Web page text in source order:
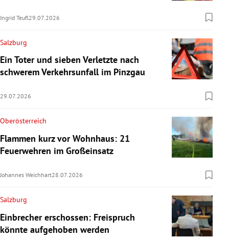
Ingrid Teufl29.07.2026
Salzburg
Ein Toter und sieben Verletzte nach
schwerem Verkehrsunfall im Pinzgau
29.07.2026
Oberösterreich
Flammen kurz vor Wohnhaus: 21
Feuerwehren im Großeinsatz
Johannes Weichhart28.07.2026
Salzburg
Einbrecher erschossen: Freispruch
könnte aufgehoben werden